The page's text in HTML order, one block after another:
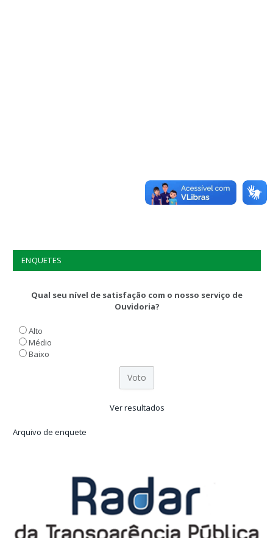
ENQUETES
Qual seu nível de satisfação com o nosso serviço de
Ouvidoria?
Alto
Médio
Baixo
Ver resultados
Arquivo de enquete